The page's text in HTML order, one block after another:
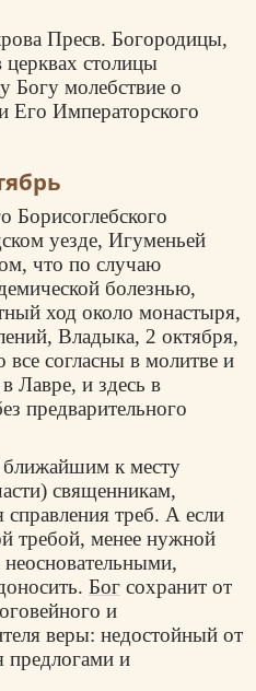
Пресв. Богородицы,
столицы
Богу молебствие о
Его Императорского
Борисоглебского
уезде, Игуменьей
что по случаю
болезнью,
ход около монастыря,
Владыка, 2 октября,
все согласны в молитве и
Лавре, и здесь в
предварительного
ближайшим к месту
священникам,
справления треб. А если
требой, менее нужной
Бог сохранит от
и
веры: недостойный от
предлогами и